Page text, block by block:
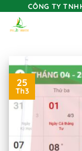
CÔNG TY
25
Th3